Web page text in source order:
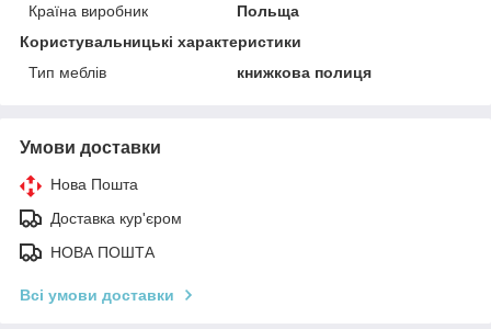
Країна виробник
Польща
Користувальницькі характеристики
Тип меблів
книжкова полиця
Умови доставки
Нова Пошта
Доставка кур'єром
НОВА ПОШТА
Всі умови доставки